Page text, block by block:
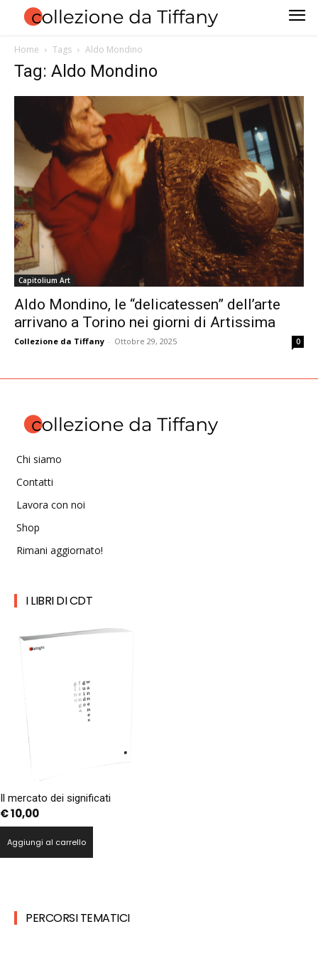
Home Tags Aldo Mondino
Tag: Aldo Mondino
Capitolium Art
Aldo Mondino, le “delicatessen” dell’arte
arrivano a Torino nei giorni di Artissima
Collezione da Tiffany - Ottobre 29, 2025 0
Chi siamo
Contatti
Lavora con noi
Shop
Rimani aggiornato!
I LIBRI DI CDT
Il mercato dei significati
€10,00
Aggiungi al carrello
PERCORSI TEMATICI